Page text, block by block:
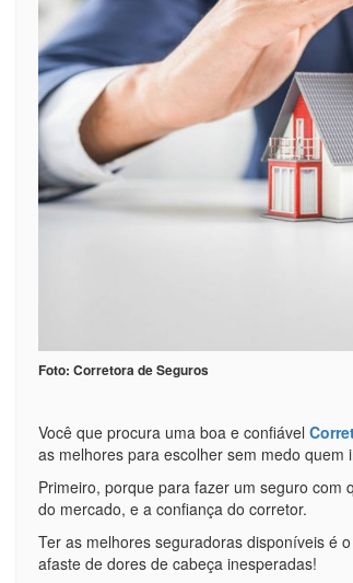
Foto: Corretora de Seguros
Você que procura uma boa e confiável
as melhores para escolher sem medo quem
Primeiro, porque para fazer um seguro com
do mercado, e a confiança do corretor.
Ter as melhores seguradoras disponíveis é
afaste de dores de cabeça inesperadas!